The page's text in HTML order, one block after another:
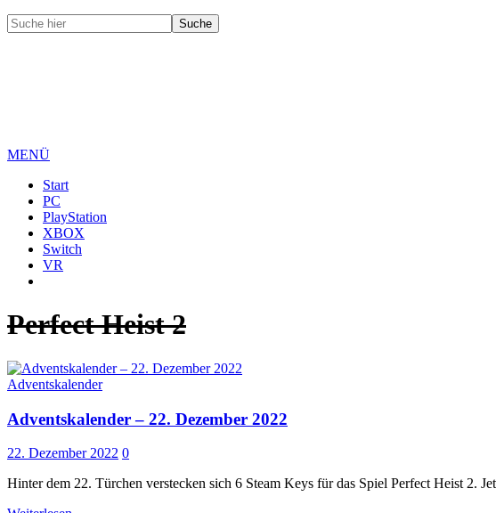
MENÜ
Start
PC
PlayStation
XBOX
Switch
VR
Perfect Heist 2
Adventskalender
Adventskalender – 22. Dezember 2022
22. Dezember 2022 0
Hinter dem 22. Türchen verstecken sich 6 Steam Keys für das Spiel Perfect Heist 2.